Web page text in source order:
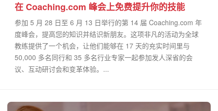
在 Coaching.com 峰会上免费提升你的技能
参加 5 月 28 日至 6 月 13 日举行的第 14 届 Coaching.com 年
度峰会，提高您的知识并结识新朋友。这项非凡的活动为全球
教练提供了一个机会，让他们能够在 17 天的充实时间里与
50,000 多名同行和 35 多名行业专家一起参加发人深省的会
议、互动研讨会和变革体验。...